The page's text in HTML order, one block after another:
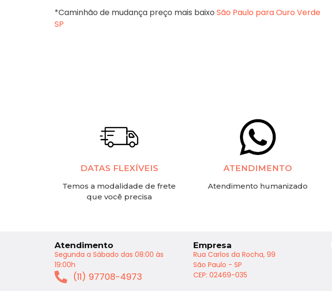
*Caminhão de mudança preço mais baixo São Paulo para Ouro Verde
SP
DATAS FLEXÍVEIS
Temos a modalidade de frete
que você precisa
ATENDIMENTO
Atendimento humanizado
Atendimento
Segunda a Sábado das 08:00 às
19:00h
(11) 97708-4973
Empresa
Rua Carlos da Rocha, 99
São Paulo - SP
CEP: 02469-035